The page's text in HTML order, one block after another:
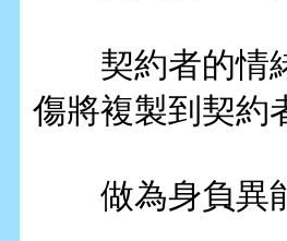
契約者的情緒
傷將複製到契約
做為身負異